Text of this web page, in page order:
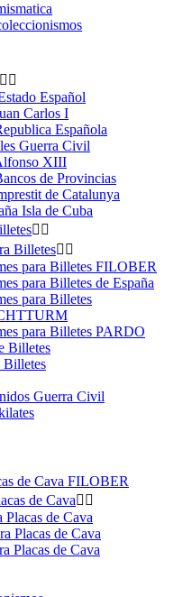
 
Español
Carlos I
Española
Guerra Civil
XIII
de Provincias
de Catalunya
Isla de Cuba
 
Billetes 
para Billetes FILOBER
para Billetes de España
para Billetes
para Billetes PARDO
Billetes
Billetes
Guerra Civil
de Cava FILOBER
de Cava 
Placas de Cava
Placas de Cava
Placas de Cava